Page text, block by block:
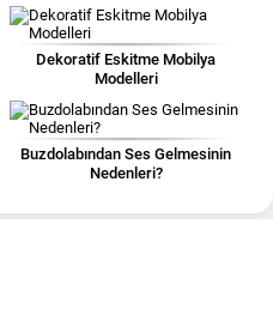
Dekoratif Eskitme Mobilya
Modelleri
Buzdolabından Ses Gelmesinin
Nedenleri?